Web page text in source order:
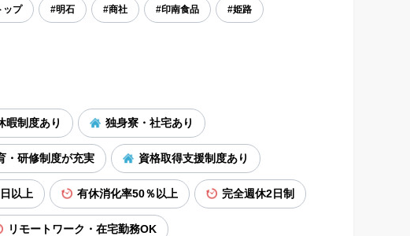
ップ #明石 #商社 #印南食品 #姫路
暇制度あり 独身寮・社宅あり
・研修制度が充実 資格取得支援制度あり
以上 有休消化率50％以上 完全週休2日制
リモートワーク・在宅勤務OK